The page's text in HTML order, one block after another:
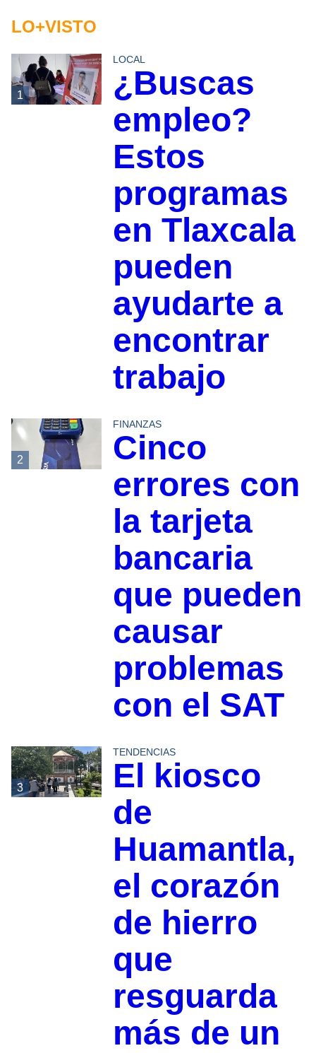
LO+VISTO
1
LOCAL
¿Buscas
empleo?
Estos
programas
en Tlaxcala
pueden
ayudarte a
encontrar
trabajo
2
FINANZAS
Cinco
errores con
la tarjeta
bancaria
que pueden
causar
problemas
con el SAT
3
TENDENCIAS
El kiosco
de
Huamantla,
el corazón
de hierro
que
resguarda
más de un